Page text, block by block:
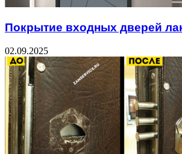
Покрытие входных дверей
02.09.2025